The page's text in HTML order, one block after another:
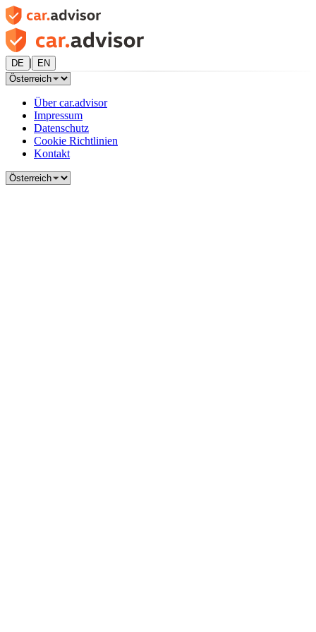
DE | EN
Über car.advisor
Impressum
Datenschutz
Cookie Richtlinien
Kontakt